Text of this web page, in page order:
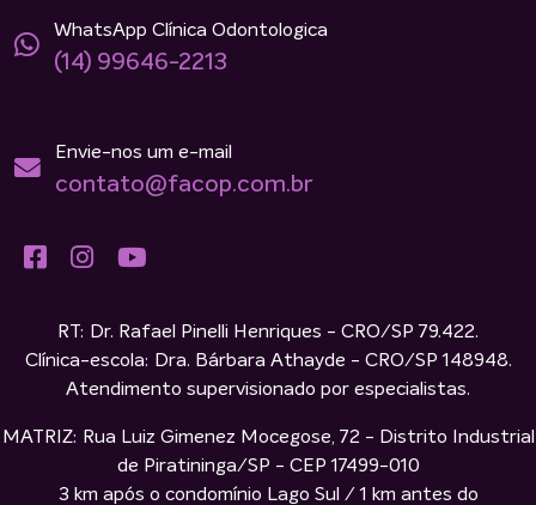
WhatsApp Clínica Odontologica
(14) 99646-2213
Envie-nos um e-mail
contato@facop.com.br
RT: Dr. Rafael Pinelli Henriques - CRO/SP 79.422.
Clínica-escola: Dra. Bárbara Athayde - CRO/SP 148948.
Atendimento supervisionado por especialistas.
MATRIZ: Rua Luiz Gimenez Mocegose, 72 - Distrito Industrial
de Piratininga/SP - CEP 17499-010
3 km após o condomínio Lago Sul / 1 km antes do